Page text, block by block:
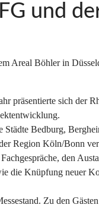
und
Areal Böhler in
präsentierte sich der
Bedburg,
Region Köln/Bonn
den
die Knüpfung neuer
Zu den